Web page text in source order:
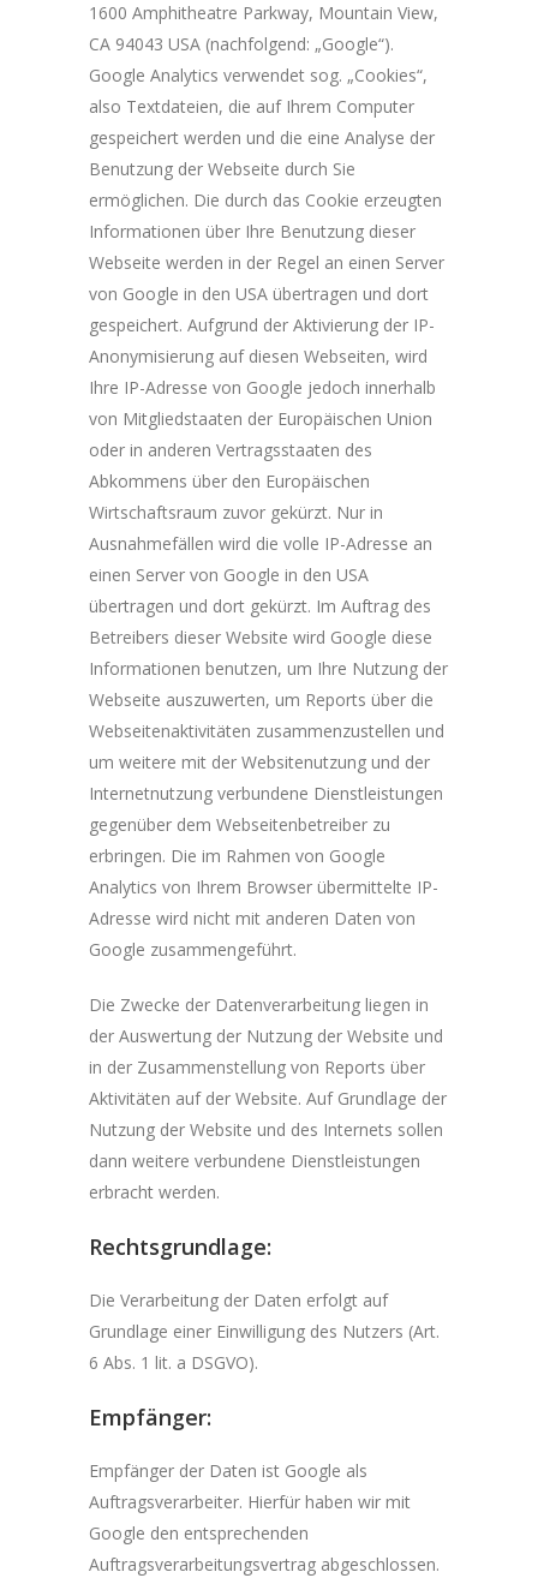
1600 Amphitheatre Parkway, Mountain View,
CA 94043 USA (nachfolgend: „Google“).
Google Analytics verwendet sog. „Cookies“,
also Textdateien, die auf Ihrem Computer
gespeichert werden und die eine Analyse der
Benutzung der Webseite durch Sie
ermöglichen. Die durch das Cookie erzeugten
Informationen über Ihre Benutzung dieser
Webseite werden in der Regel an einen Server
von Google in den USA übertragen und dort
gespeichert. Aufgrund der Aktivierung der IP-
Anonymisierung auf diesen Webseiten, wird
Ihre IP-Adresse von Google jedoch innerhalb
von Mitgliedstaaten der Europäischen Union
oder in anderen Vertragsstaaten des
Abkommens über den Europäischen
Wirtschaftsraum zuvor gekürzt. Nur in
Ausnahmefällen wird die volle IP-Adresse an
einen Server von Google in den USA
übertragen und dort gekürzt. Im Auftrag des
Betreibers dieser Website wird Google diese
Informationen benutzen, um Ihre Nutzung der
Webseite auszuwerten, um Reports über die
Webseitenaktivitäten zusammenzustellen und
um weitere mit der Websitenutzung und der
Internetnutzung verbundene Dienstleistungen
gegenüber dem Webseitenbetreiber zu
erbringen. Die im Rahmen von Google
Analytics von Ihrem Browser übermittelte IP-
Adresse wird nicht mit anderen Daten von
Google zusammengeführt.
Die Zwecke der Datenverarbeitung liegen in
der Auswertung der Nutzung der Website und
in der Zusammenstellung von Reports über
Aktivitäten auf der Website. Auf Grundlage der
Nutzung der Website und des Internets sollen
dann weitere verbundene Dienstleistungen
erbracht werden.
Rechtsgrundlage:
Die Verarbeitung der Daten erfolgt auf
Grundlage einer Einwilligung des Nutzers (Art.
6 Abs. 1 lit. a DSGVO).
Empfänger:
Empfänger der Daten ist Google als
Auftragsverarbeiter. Hierfür haben wir mit
Google den entsprechenden
Auftragsverarbeitungsvertrag abgeschlossen.